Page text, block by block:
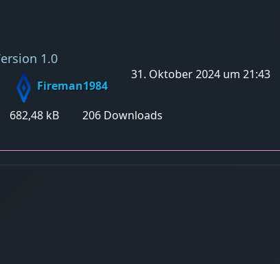
1.0
Fireman1984
31. Oktober 2024 um 21:43
682,48 kB 206 Downloads